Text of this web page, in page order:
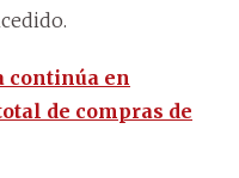
continúa en
de compras de